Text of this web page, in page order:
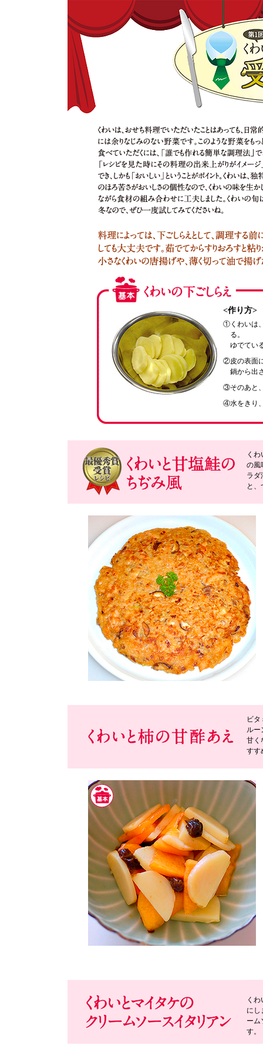
<作り方>
①くわいは
る。
ゆでてい
②皮の表面
鍋から出
③そのあと
④水をきり
く
の風
ラダ
と
ビ
ルー
甘く
すす
く
にし
ーム
す。